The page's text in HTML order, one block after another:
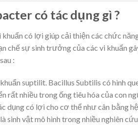
có tác dụng gì ?
có lợi giúp cải thiện các chức
chế sự sinh trưởng của các vi khuẩn
:
suptilit. Bacillus Subtilis có hình
rất nhiều trong ống tiêu hóa của con
dụng có lợi cho cơ thể như cân bằng
sinh vật mô hình trong nhiều nghiên